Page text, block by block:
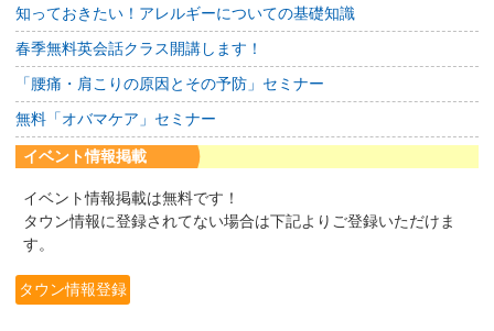
知っておきたい！アレルギーについての基礎知識
春季無料英会話クラス開講します！
「腰痛・肩こりの原因とその予防」セミナー
無料「オバマケア」セミナー
イベント情報掲載
イベント情報掲載は無料です！
タウン情報に登録されてない場合は下記よりご登録いただけま
す。
タウン情報登録